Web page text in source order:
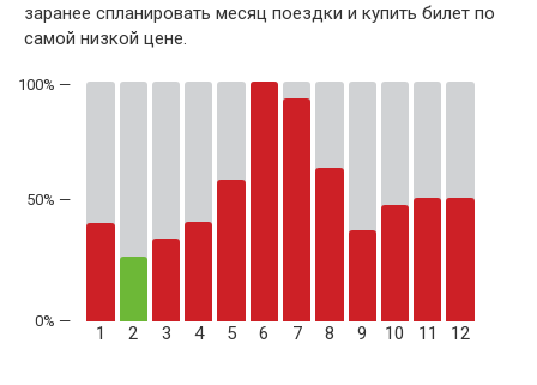
заранее спланировать месяц поездки и купить билет по
самой низкой цене.
50% —
1 2 3 4 5 6 7 8 9 10 11 12